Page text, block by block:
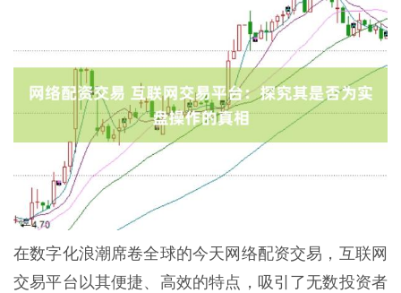
在数字化浪潮席卷全球的今天网络配资交易，互联网
交易平台以其便捷、高效的特点，吸引了无数投资者